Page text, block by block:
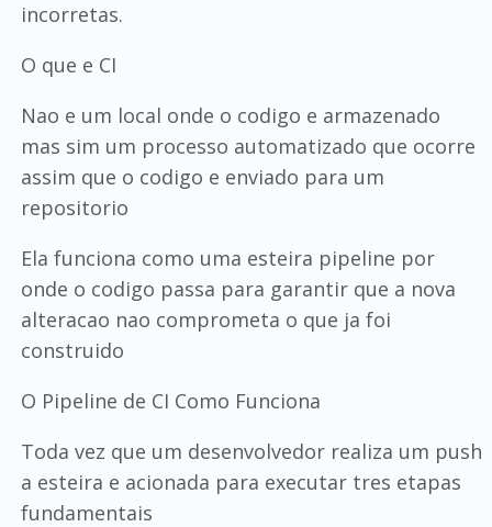
incorretas.
O que e CI
Nao e um local onde o codigo e armazenado
mas sim um processo automatizado que ocorre
assim que o codigo e enviado para um
repositorio
Ela funciona como uma esteira pipeline por
onde o codigo passa para garantir que a nova
alteracao nao comprometa o que ja foi
construido
O Pipeline de CI Como Funciona
Toda vez que um desenvolvedor realiza um push
a esteira e acionada para executar tres etapas
fundamentais